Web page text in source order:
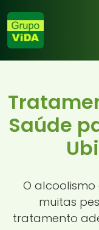
Saúde
O
muitas
tratamento